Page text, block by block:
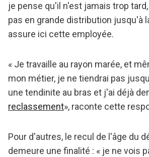
je pense qu'il n'est jamais trop
pas en grande distribution jusqu'à
assure ici cette employée.
« Je travaille au rayon marée, et
mon métier, je ne tiendrai pas
une tendinite au bras et j'ai déjà
reclassement», raconte cette
Pour d'autres, le recul de l'âge du
demeure une finalité : « je ne vois